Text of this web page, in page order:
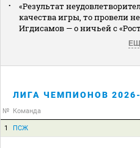
«Результат
качества игры, то провели
Игдисамов — о ничьей с
ЛИГА ЧЕМПИОНОВ
№ Команда
1 ПСЖ